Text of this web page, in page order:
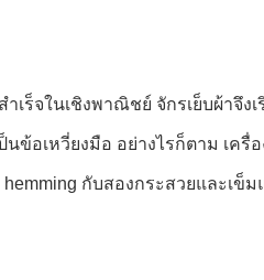
ร็จในเชิงพาณิชย์ จักรเย็บผ้าจึ
อเหวี่ยงมือ อย่างไรก็ตาม เค
กับสองกระสวยและ